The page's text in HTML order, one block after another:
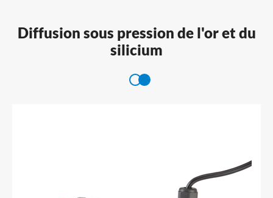
Diffusion sous pression de l'or et du
silicium